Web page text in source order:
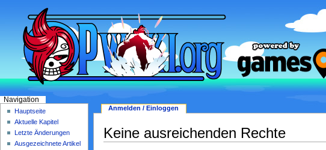
Keine ausreichenden Rechte
Anmelden / Einloggen
Navigation
Hauptseite
Aktuelle Kapitel
Letzte Änderungen
Ausgezeichnete Artikel